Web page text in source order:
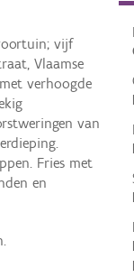
vijf
Vlaamse
verhoogde
van
Fries met
en